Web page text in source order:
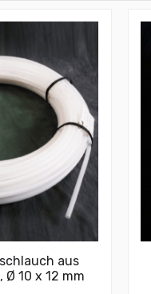
aus
Ø 10 x 12 mm